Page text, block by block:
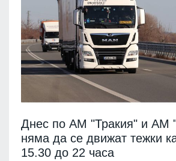
Днес по АМ "Тракия" и АМ
няма да се движат тежки
15.30 до 22 часа